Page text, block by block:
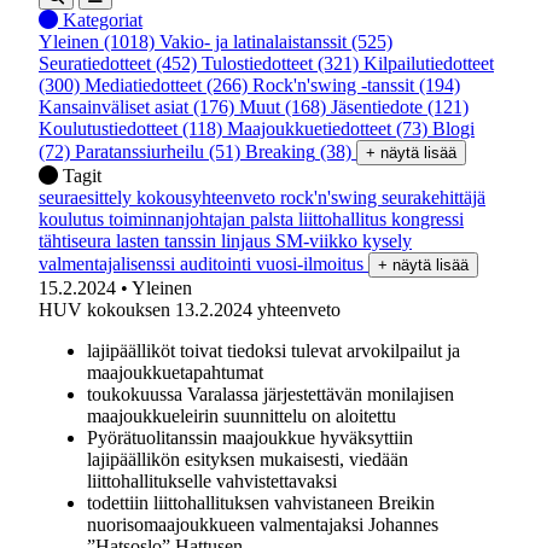
Kategoriat
Yleinen (1018) Vakio- ja latinalaistanssit (525)
Seuratiedotteet (452) Tulostiedotteet (321) Kilpailutiedotteet
(300) Mediatiedotteet (266) Rock'n'swing -tanssit (194)
Kansainväliset asiat (176) Muut (168) Jäsentiedote (121)
Koulutustiedotteet (118) Maajoukkuetiedotteet (73) Blogi
(72) Paratanssiurheilu (51) Breaking (38) + näytä lisää
Tagit
seuraesittely kokousyhteenveto rock'n'swing seurakehittäjä
koulutus toiminnanjohtajan palsta liittohallitus kongressi
tähtiseura lasten tanssin linjaus SM-viikko kysely
valmentajalisenssi auditointi vuosi-ilmoitus + näytä lisää
15.2.2024 • Yleinen
HUV kokouksen 13.2.2024 yhteenveto
lajipäälliköt toivat tiedoksi tulevat arvokilpailut ja
maajoukkuetapahtumat
toukokuussa Varalassa järjestettävän monilajisen
maajoukkueleirin suunnittelu on aloitettu
Pyörätuolitanssin maajoukkue hyväksyttiin
lajipäällikön esityksen mukaisesti, viedään
liittohallitukselle vahvistettavaksi
todettiin liittohallituksen vahvistaneen Breikin
nuorisomaajoukkueen valmentajaksi Johannes